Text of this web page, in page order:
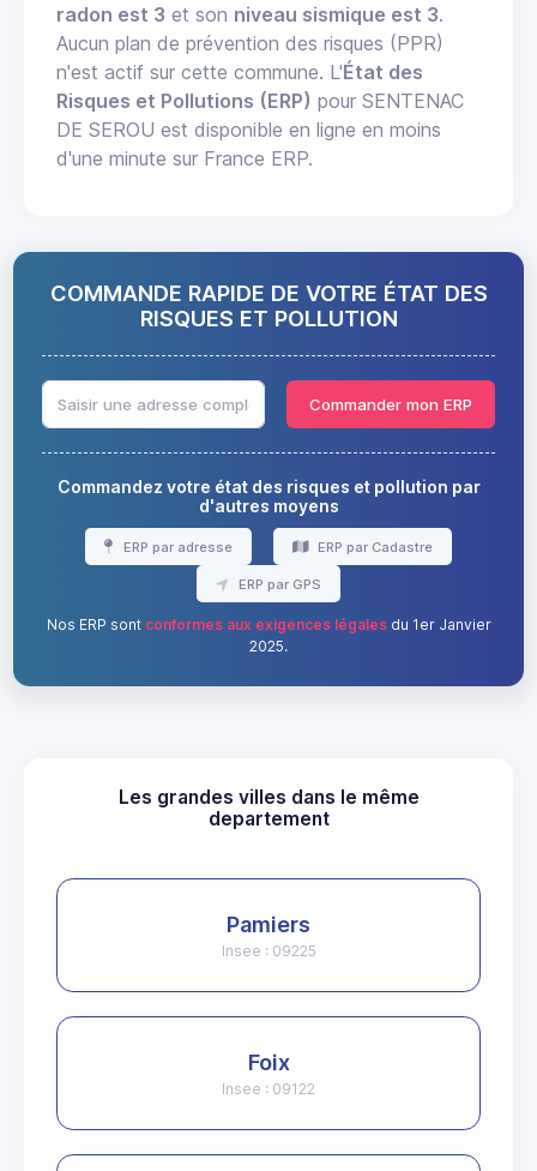
radon est 3 et son niveau sismique est 3.
Aucun plan de prévention des risques (PPR)
n'est actif sur cette commune. L'État des
Risques et Pollutions (ERP) pour SENTENAC
DE SEROU est disponible en ligne en moins
d'une minute sur France ERP.
COMMANDE RAPIDE DE VOTRE ÉTAT DES
RISQUES ET POLLUTION
Commander mon ERP
Commandez votre état des risques et pollution par
d'autres moyens
ERP par adresse ERP par Cadastre
ERP par GPS
Nos ERP sont conformes aux exigences légalesdu 1er Janvier
2025.
Les grandes villes dans le même
departement
Pamiers
Insee : 09225
Foix
Insee : 09122